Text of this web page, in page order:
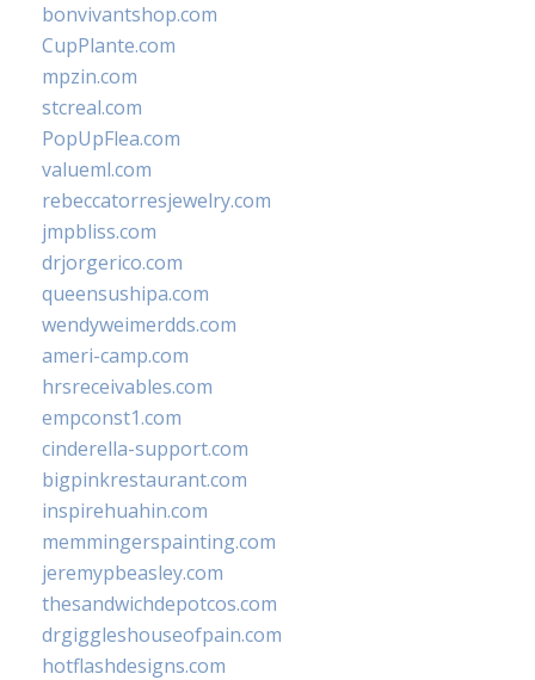
bonvivantshop.com
CupPlante.com
mpzin.com
stcreal.com
PopUpFlea.com
valueml.com
rebeccatorresjewelry.com
jmpbliss.com
drjorgerico.com
queensushipa.com
wendyweimerdds.com
ameri-camp.com
hrsreceivables.com
empconst1.com
cinderella-support.com
bigpinkrestaurant.com
inspirehuahin.com
memmingerspainting.com
jeremypbeasley.com
thesandwichdepotcos.com
drgiggleshouseofpain.com
hotflashdesigns.com